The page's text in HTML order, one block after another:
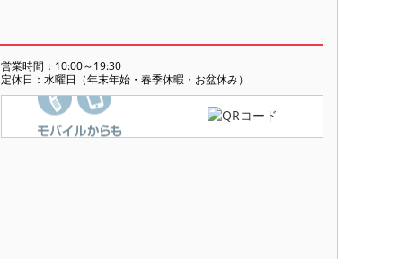
営業時間：10:00～19:30
定休日：水曜日（年末年始・春季休暇・お盆休み）